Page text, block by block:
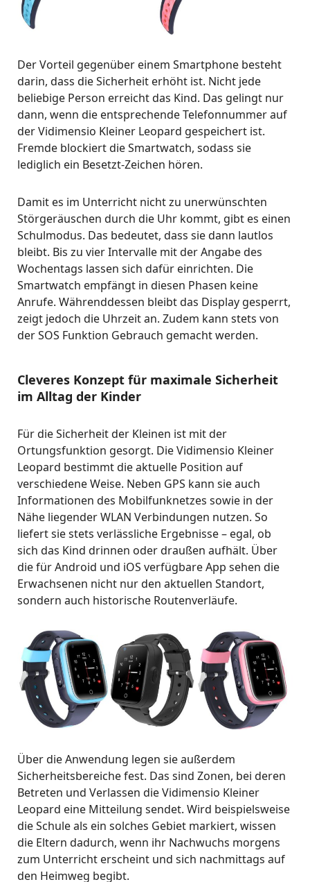
Der Vorteil gegenüber einem Smartphone besteht
darin, dass die Sicherheit erhöht ist. Nicht jede
beliebige Person erreicht das Kind. Das gelingt nur
dann, wenn die entsprechende Telefonnummer auf
der Vidimensio Kleiner Leopard gespeichert ist.
Fremde blockiert die Smartwatch, sodass sie
lediglich ein Besetzt-Zeichen hören.
Damit es im Unterricht nicht zu unerwünschten
Störgeräuschen durch die Uhr kommt, gibt es einen
Schulmodus. Das bedeutet, dass sie dann lautlos
bleibt. Bis zu vier Intervalle mit der Angabe des
Wochentags lassen sich dafür einrichten. Die
Smartwatch empfängt in diesen Phasen keine
Anrufe. Währenddessen bleibt das Display gesperrt,
zeigt jedoch die Uhrzeit an. Zudem kann stets von
der SOS Funktion Gebrauch gemacht werden.
Cleveres Konzept für maximale Sicherheit
im Alltag der Kinder
Für die Sicherheit der Kleinen ist mit der
Ortungsfunktion gesorgt. Die Vidimensio Kleiner
Leopard bestimmt die aktuelle Position auf
verschiedene Weise. Neben GPS kann sie auch
Informationen des Mobilfunknetzes sowie in der
Nähe liegender WLAN Verbindungen nutzen. So
liefert sie stets verlässliche Ergebnisse – egal, ob
sich das Kind drinnen oder draußen aufhält. Über
die für Android und iOS verfügbare App sehen die
Erwachsenen nicht nur den aktuellen Standort,
sondern auch historische Routenverläufe.
Über die Anwendung legen sie außerdem
Sicherheitsbereiche fest. Das sind Zonen, bei deren
Betreten und Verlassen die Vidimensio Kleiner
Leopard eine Mitteilung sendet. Wird beispielsweise
die Schule als ein solches Gebiet markiert, wissen
die Eltern dadurch, wenn ihr Nachwuchs morgens
zum Unterricht erscheint und sich nachmittags auf
den Heimweg begibt.